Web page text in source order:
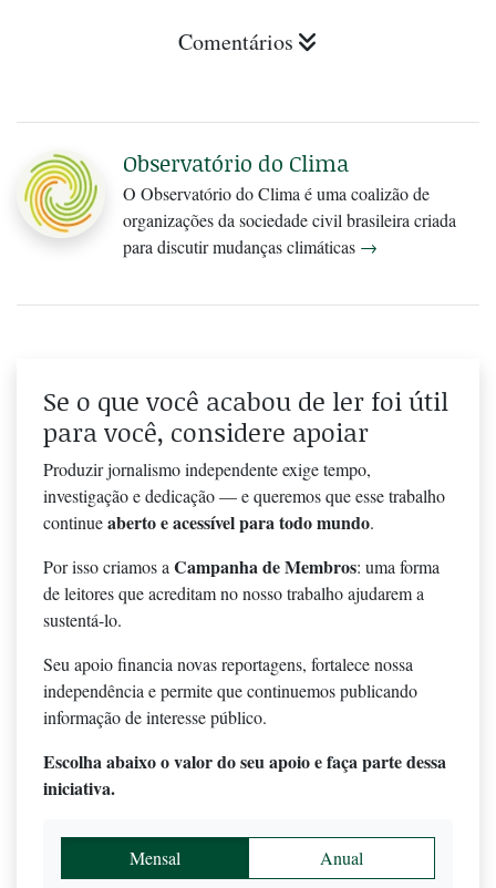
Comentários
Observatório do Clima
O Observatório do Clima é uma coalizão de
organizações da sociedade civil brasileira criada
para discutir mudanças climáticas →
Se o que você acabou de ler foi útil
para você, considere apoiar
Produzir jornalismo independente exige tempo,
investigação e dedicação — e queremos que esse trabalho
continueaberto e acessível para todo mundo.
Por isso criamos a Campanha de Membros: uma forma
de leitores que acreditam no nosso trabalho ajudarem a
sustentá-lo.
Seu apoio financia novas reportagens, fortalece nossa
independência e permite que continuemos publicando
informação de interesse público.
Escolha abaixo o valor do seu apoio e faça parte dessa
iniciativa.
Mensal Anual